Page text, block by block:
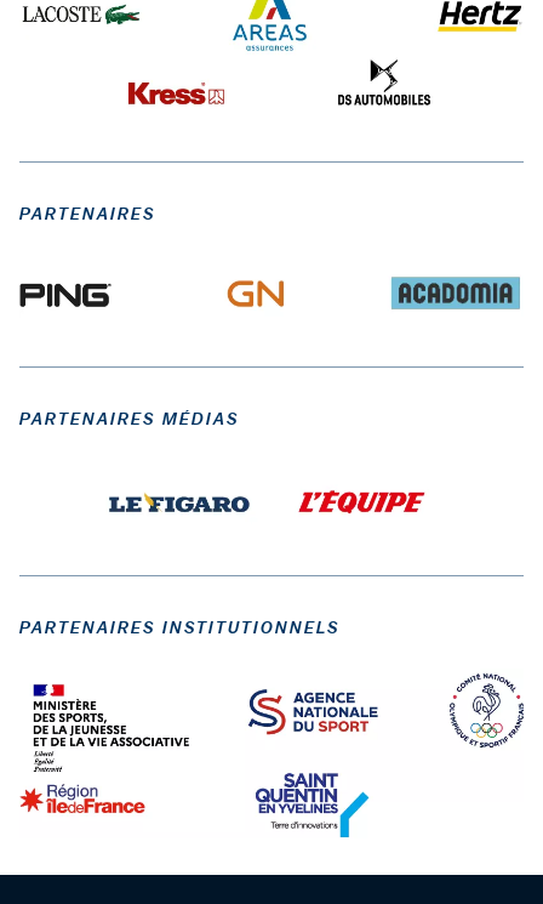
PARTENAIRES
PARTENAIRES MÉDIAS
PARTENAIRES INSTITUTIONNELS